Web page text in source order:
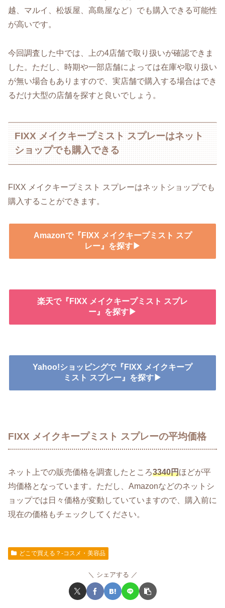
越、マルイ、松坂屋、高島屋など）でも購入できる可能性
が高いです。
今回調査した中では、上の4店舗で取り扱いが確認できま
した。ただし、時期や一部店舗によっては在庫や取り扱い
が無い場合もありますので、実店舗で購入する場合はでき
るだけ大型の店舗を探すと良いでしょう。
FIXX メイクキープミスト スプレーはネット
ショップでも購入できる
FIXX メイクキープミスト スプレーはネットショップでも
購入することができます。
Amazonで『FIXX メイクキープミスト スプ
レー』を探す▶
楽天で『FIXX メイクキープミスト スプレ
ー』を探す▶
Yahoo!ショッピングで『FIXX メイクキープ
ミスト スプレー』を探す▶
FIXX メイクキープミスト スプレーの平均価格
ネット上での販売価格を調査したところ3340円ほどが平
均価格となっています。ただし、Amazonなどのネットシ
ョップでは日々価格が変動していていますので、購入前に
現在の価格もチェックしてください。
どこで買える？-コスメ・美容品
シェアする